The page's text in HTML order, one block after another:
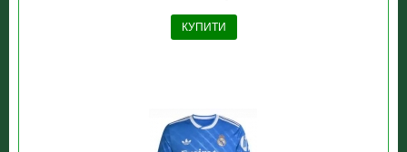
КУПИТИ